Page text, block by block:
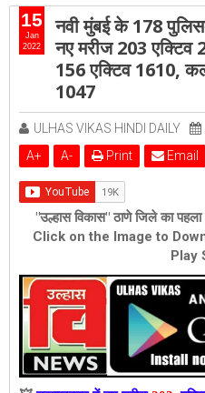
ambernath
Featured kalyan
नवी मुंबई के 178 पुलिसकर्मी पॉजिटिव,
अंबरनाथ में नए मरीज 156 एक्टिव 1610,
नवी मुंबई के 178
नए मरीज 203 एक्टिव
156 एक्टिव 1610,
1047
ULHAS VIKAS HINDI DAILY
A+ A- Print Email
"उल्हास विकास" ठाणे जिले का पहला
Click on the Image to
Play
15
Jan
2022